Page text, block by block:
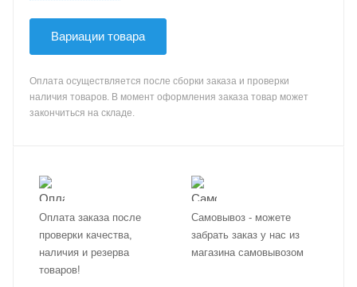
Вариации товара
Оплата осуществляется после сборки заказа и проверки
наличия товаров. В момент оформления заказа товар может
закончиться на складе.
Оплата заказа после
проверки качества,
наличия и резерва
товаров!
Самовывоз - можете
забрать заказ у нас из
магазина самовывозом